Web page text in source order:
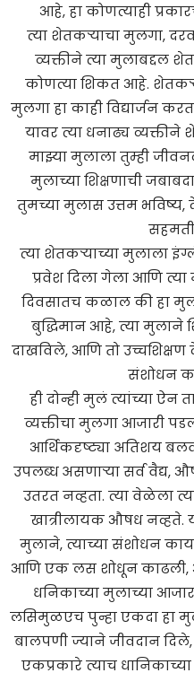
आहे, हा कोणत्याही
त्या शेतकऱ्याचा मुलगा,
व्यक्तीने त्या मुलाबद्दल
कोणत्या शिकत आहे.
मुलगा हा काही विद्यार्जन
यावर त्या धनाढ्य
माझ्या मुलाला तुम्ही
मुलाच्या शिक्षणाची
तुमच्या मुलास उत्तम
सहमती
त्या शेतकऱ्याच्या मुलाला
प्रवेश दिला गेला आणि
दिवसातच कळाल की हा
बुद्धिमान आहे, त्या मुलाने
दाखविले, आणि तो
संशोधन
ही दोन्ही मुलं त्यांच्या ऐन
व्यक्तीचा मुलगा आजारी
आर्थिकदृष्ट्या अतिशय
उपलब्ध असणाऱ्या सर्व वैद्य,
उतरत नव्हता. त्या वेळेला
खात्रीलायक औषध नव्हते.
मुलाने, त्याच्या संशोधन
आणि एक लस शोधून काढली,
धनिकाच्या मुलाच्या
लसिमुळएच पुन्हा एकदा हा
बालपणी ज्याने जीवदान
एकप्रकारे त्याच